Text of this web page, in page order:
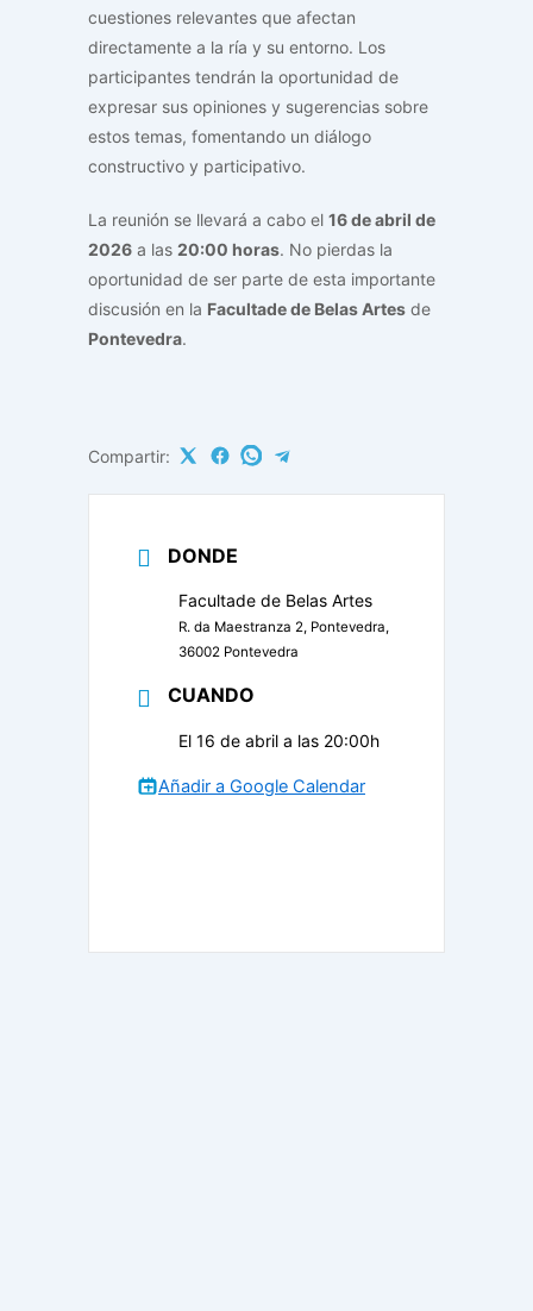
cuestiones relevantes que afectan
directamente a la ría y su entorno. Los
participantes tendrán la oportunidad de
expresar sus opiniones y sugerencias sobre
estos temas, fomentando un diálogo
constructivo y participativo.
La reunión se llevará a cabo el 16 de abril de
2026 a las 20:00 horas. No pierdas la
oportunidad de ser parte de esta importante
discusión en la Facultade de Belas Artes de
Pontevedra.
Compartir:
DONDE
Facultade de Belas Artes
R. da Maestranza 2, Pontevedra,
36002 Pontevedra
CUANDO
El 16 de abril a las 20:00h
Añadir a Google Calendar